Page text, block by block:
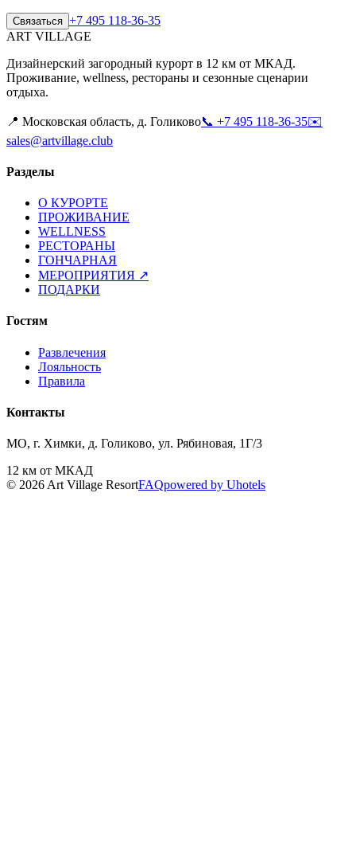
Связаться +7 495 118-36-35
ART VILLAGE
Дизайнерский загородный курорт в 12 км от МКАД.
Проживание, wellness, рестораны и сезонные сценарии
отдыха.
📍 Московская область, д. Голиково📞 +7 495 118-36-35✉️
sales@artvillage.club
Разделы
О КУРОРТЕ
ПРОЖИВАНИЕ
WELLNESS
РЕСТОРАНЫ
ГОНЧАРНАЯ
МЕРОПРИЯТИЯ ↗
ПОДАРКИ
Гостям
Развлечения
Лояльность
Правила
Контакты
МО, г. Химки, д. Голиково, ул. Рябиновая, 1Г/3
12 км от МКАД
© 2026 Art Village ResortFAQpowered by Uhotels